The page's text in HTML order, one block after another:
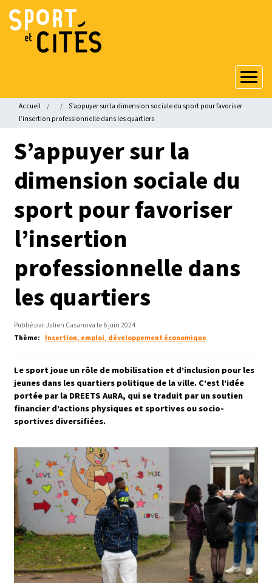
Aller
contenu
principal
Fil
d'Ariane
Accueil
S’appuyer sur la dimension sociale du sport pour favoriser
l’insertion professionnelle dans les quartiers
S’appuyer sur la
dimension sociale du
sport pour favoriser
l’insertion
professionnelle dans
les quartiers
Publié par Julien Casanova le 6 juin 2024
Thème
Insertion, emploi, développement économique
Le sport joue un rôle de mobilisation et d’inclusion pour les
jeunes dans les quartiers politique de la ville. C’est l’idée
portée par la DREETS AuRA, qui se traduit par un soutien
financier d’actions physiques et sportives ou socio-
sportives diversifiées.